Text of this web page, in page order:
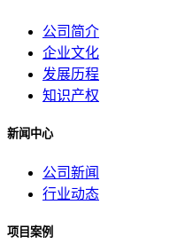
公司简介
企业文化
发展历程
知识产权
新闻中心
公司新闻
行业动态
项目案例